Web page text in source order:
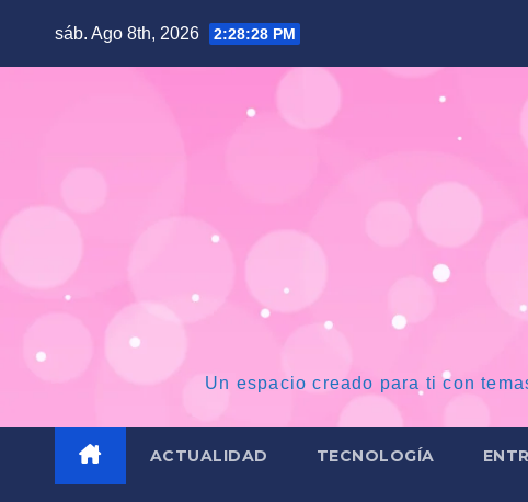
sáb. Ago 8th, 2026 2:28:29 PM
Un espacio creado para ti con
ACTUALIDAD TECNOLOGÍA